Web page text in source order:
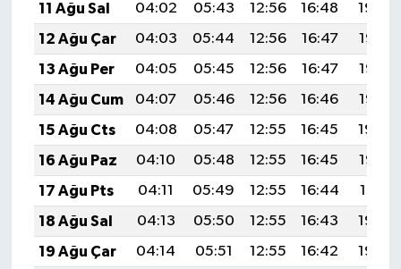
11 Ağu Sal
04:02 05:43 12:56 16:48
19:59
12 Ağu Çar
04:03 05:44 12:56 16:47
19:58
13 Ağu Per
04:05 05:45 12:56 16:47
19:57
14 Ağu Cum
04:07 05:46 12:56 16:46
19:55
15 Ağu Cts
04:08 05:47 12:55 16:45
19:54
16 Ağu Paz
04:10 05:48 12:55 16:45
19:52
17 Ağu Pts
04:11 05:49 12:55 16:44
19:51
18 Ağu Sal
04:13 05:50 12:55 16:43
19:50
19 Ağu Çar
04:14 05:51 12:55 16:42
19:48